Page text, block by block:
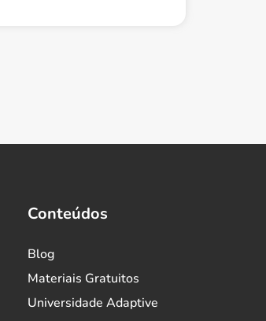
Conteúdos
Blog
Materiais Gratuitos
Universidade Adaptive